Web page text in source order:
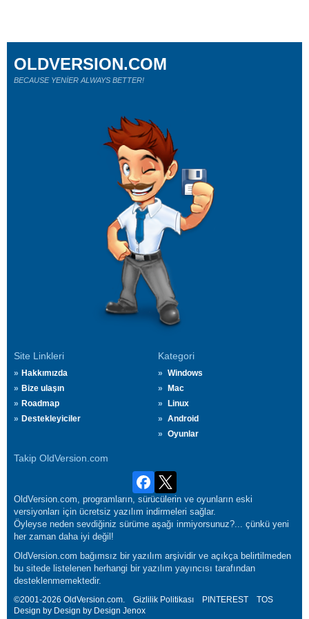
Site Linkleri
Hakkımızda
Bize ulaşın
Roadmap
Destekleyiciler
Kategori
Windows
Mac
Linux
Android
Oyunlar
Takip OldVersion.com
OLDVERSION.COM
BECAUSE YENİER ALWAYS BETTER!
OldVersion.com, programların, sürücülerin ve oyunların eski
versiyonları için ücretsiz yazılım indirmeleri sağlar.
Öyleyse neden sevdiğiniz sürüme aşağı inmiyorsunuz?... çünkü yeni
her zaman daha iyi değil!
OldVersion.com bağımsız bir yazılım arşividir ve açıkça belirtilmeden
bu sitede listelenen herhangi bir yazılım yayıncısı tarafından
desteklenmemektedir.
©2001-2026 OldVersion.com. Gizlilik Politikası PINTEREST
TOS
Design by Design by Design Jenox